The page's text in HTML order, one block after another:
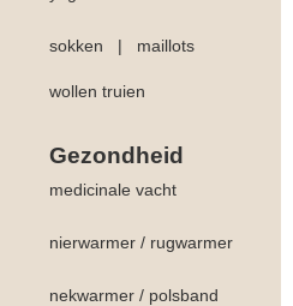
sokken | maillots
wollen truien
Gezondheid
medicinale vacht
nierwarmer / rugwarmer
nekwarmer / polsband